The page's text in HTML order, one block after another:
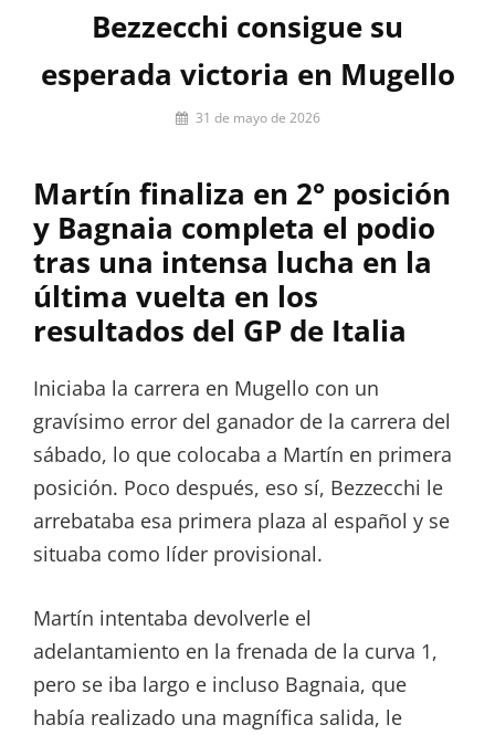
Bezzecchi consigue su
esperada victoria en Mugello
Por 31 de mayo de 2026
Martín finaliza en 2° posición
y Bagnaia completa el podio
tras una intensa lucha en la
última vuelta en los
resultados del GP de Italia
Iniciaba la carrera en Mugello con un
gravísimo error del ganador de la carrera del
sábado, lo que colocaba a Martín en primera
posición. Poco después, eso sí, Bezzecchi le
arrebataba esa primera plaza al español y se
situaba como líder provisional.
Martín intentaba devolverle el
adelantamiento en la frenada de la curva 1,
pero se iba largo e incluso Bagnaia, que
había realizado una magnífica salida, le